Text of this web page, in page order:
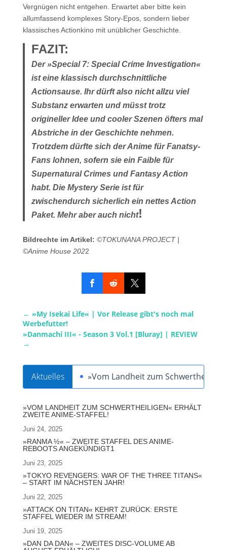
Vergnügen nicht entgehen. Erwartet aber bitte kein
allumfassend komplexes Story-Epos, sondern lieber
klassisches Actionkino mit unüblicher Geschichte.
FAZIT:
Der »Special 7: Special Crime Investigation«
ist eine klassisch durchschnittliche
Actionsause. Ihr dürft also nicht allzu viel
Substanz erwarten und müsst trotz
origineller Idee und cooler Szenen öfters mal
Abstriche in der Geschichte nehmen.
Trotzdem dürfte sich der Anime für Fanatsy-
Fans lohnen, sofern sie ein Faible für
Supernatural Crimes und Fantasy Action
habt. Die Mystery Serie ist für
zwischendurch sicherlich ein nettes Action
Paket. Mehr aber auch nicht!
Bildrechte im Artikel: ©TOKUNANA PROJECT |
©Anime House 2022
← »My Isekai Life« | Vor Release gibt's noch mal
Werbefutter!
»Danmachi III« - Season 3 Vol.1 [Bluray] | REVIEW
→
Aktuelles »Vom Landheit zum
»VOM LANDHEIT ZUM SCHWERTHEILIGEN« ERHÄLT
ZWEITE ANIME-STAFFEL!
Juni 24, 2025
»RANMA ½« – ZWEITE STAFFEL DES ANIME-
REBOOTS ANGEKÜNDIGT1
Juni 23, 2025
»TOKYO REVENGERS: WAR OF THE THREE TITANS«
– START IM NÄCHSTEN JAHR!
Juni 22, 2025
»ATTACK ON TITAN« KEHRT ZURÜCK: ERSTE
STAFFEL WIEDER IM STREAM!
Juni 19, 2025
»DAN DA DAN« – ZWEITES DISC-VOLUME AB